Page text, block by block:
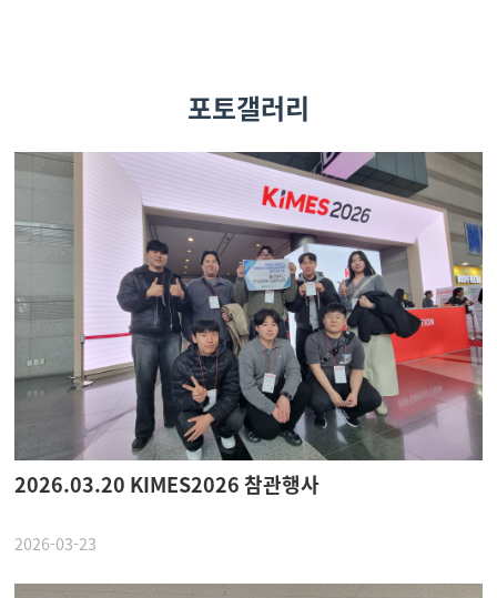
포토갤러리
2026.03.20 KIMES2026 참관행사
2026-03-23